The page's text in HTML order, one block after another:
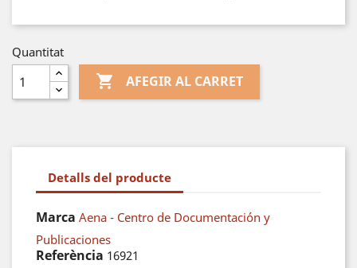
Quantitat
 AFEGIR AL CARRET
Detalls del producte
Marca Aena - Centro de Documentación y
Publicaciones
Referència 16921